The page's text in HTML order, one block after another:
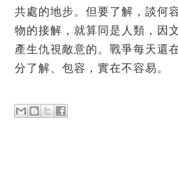
共處的地步。但要了解，談何
物的接解，就算同是人類，因
產生仇視敵意的。戰爭每天還
分了解、包容，實在不容易。